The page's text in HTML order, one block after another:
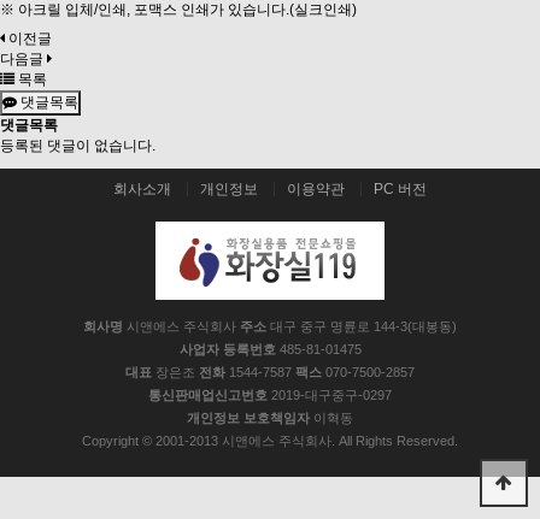
※ 아크릴 입체/인쇄, 포맥스 인쇄가 있습니다.(실크인쇄)
이전글
다음글
목록
댓글목록
댓글목록
등록된 댓글이 없습니다.
회사소개 개인정보 이용약관 PC 버전
회사명 시앤에스 주식회사 주소 대구 중구 명륜로 144-3(대봉동)
사업자 등록번호 485-81-01475
대표 장은조 전화 1544-7587 팩스 070-7500-2857
통신판매업신고번호 2019-대구중구-0297
개인정보 보호책임자 이혁동
Copyright © 2001-2013 시앤에스 주식회사. All Rights Reserved.